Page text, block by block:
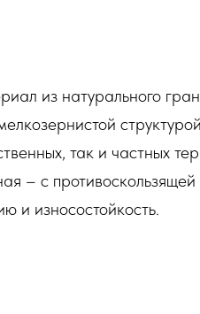
из натурального
так и частных
– с
и износостойкость.